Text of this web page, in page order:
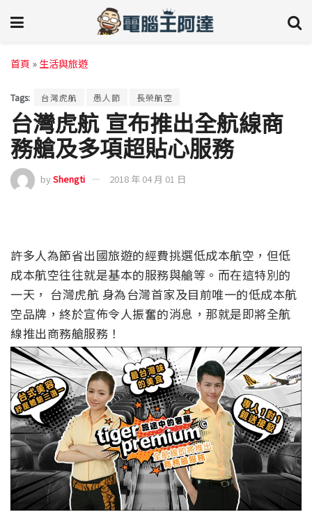
首頁 » 生活與旅遊
Tags: 台灣虎航 愚人節 長榮航空
台灣虎航 宣布推出全航線商
務艙及多項超貼心服務
byShengti 2018 年 04 月 01 日
許多人為節省出國旅遊的經費挑選低成本航空，但低
成本航空往往就是基本的服務與艙等。而在這特別的
一天， 台灣虎航 身為台灣首家及目前唯一的低成本航
空品牌，終於宣佈令人振奮的消息，那就是即將全航
線推出商務艙服務！